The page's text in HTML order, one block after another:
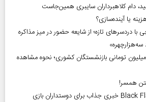
دام کلاهبرداران سایبری همین‌جاست
یا آینده‌سازی؟
تازه؛ از شایعه حضور در میز مذاکره
سه‌هزارچهره»
استعلام وام ضروری ۷۵ میلیون تومانی بازنشستگان کشوری؛ نحوه مشاهده
همسر!